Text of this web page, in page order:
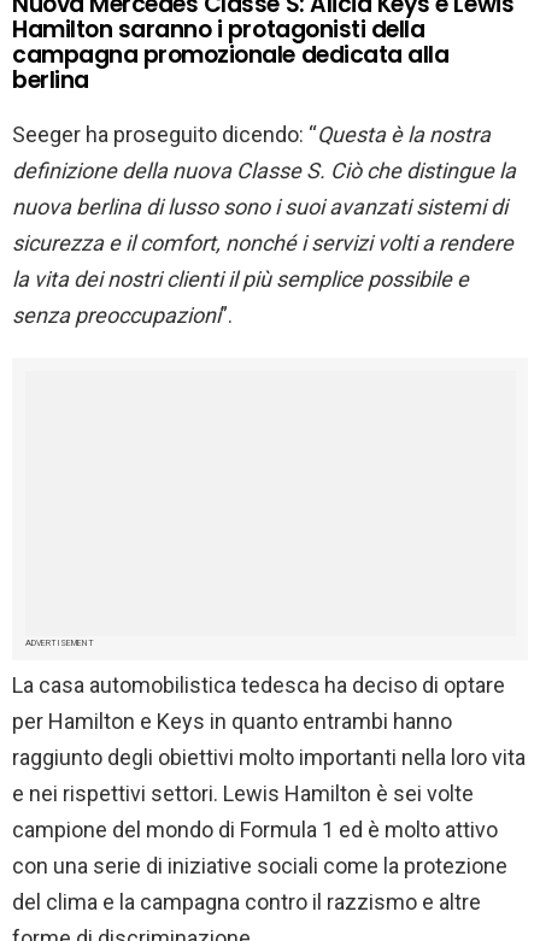
Hamilton saranno i protagonisti della
campagna promozionale dedicata alla
berlina
Seeger ha proseguito dicendo: “Questa è la nostra
definizione della nuova Classe S. Ciò che distinguela
nuova berlinadi lusso sono i suoi avanzati sistemi di
sicurezza eilcomfort, nonché i servizi volti a rendere
la vita dei nostri clienti il più semplicepossibilee
senza preoccupazioni”.
ADVERTISEMENT
La casa automobilistica tedesca ha deciso di optare
per Hamilton e Keys in quanto entrambi hanno
raggiunto degli obiettivi molto importanti nella loro vita
e nei rispettivi settori. Lewis Hamilton è sei volte
campione del mondo di Formula 1 ed è molto attivo
con una serie di iniziative sociali come la protezione
del clima e la campagna contro il razzismo e altre